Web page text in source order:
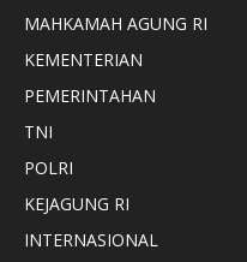
MAHKAMAH AGUNG RI
KEMENTERIAN
PEMERINTAHAN
TNI
POLRI
KEJAGUNG RI
INTERNASIONAL